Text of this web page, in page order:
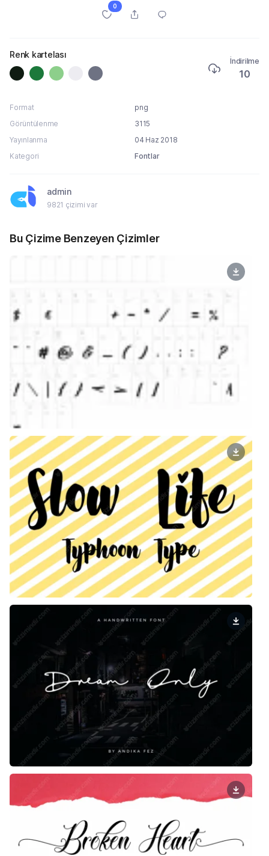
0
Renk kartelası
İndirilme
10
Format
png
Görüntülenme
3115
Yayınlanma
04 Haz 2018
Kategori
Fontlar
admin
9821 çizimi var
Bu Çizime Benzeyen Çizimler